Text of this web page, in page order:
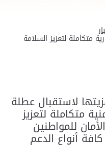
لتعزيز السلامة
لاستقبال عطلة
متكاملة لتعزيز
للمواطنين
أنواع الدعم